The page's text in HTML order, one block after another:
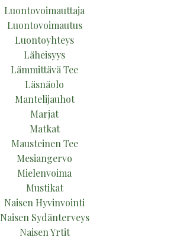
Luontovoimauttaja
Luontovoimautus
Luontoyhteys
Läheisyys
Lämmittävä Tee
Läsnäolo
Mantelijauhot
Marjat
Matkat
Mausteinen Tee
Mesiangervo
Mielenvoima
Mustikat
Naisen Hyvinvointi
Naisen Sydänterveys
Naisen Yrtit